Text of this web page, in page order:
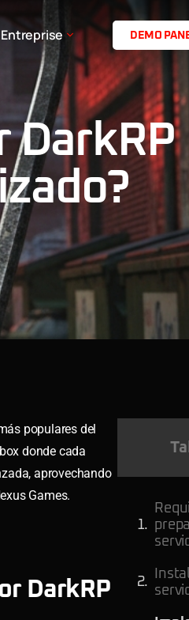
Entreprise D E M O PA N
DarkRP
populares del
donde cada
aprovechando
Games.
DarkRP